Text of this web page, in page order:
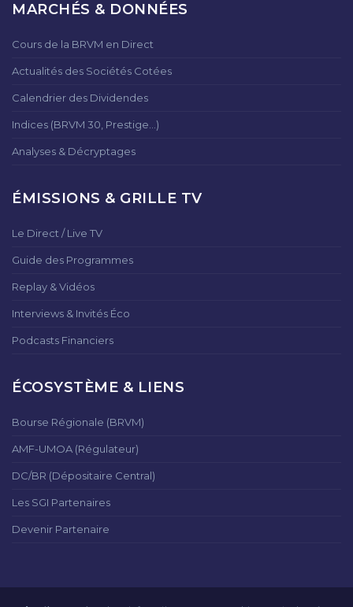
MARCHÉS & DONNÉES
Cours de la BRVM en Direct
Actualités des Sociétés Cotées
Calendrier des Dividendes
Indices (BRVM 30, Prestige...)
Analyses & Décryptages
ÉMISSIONS & GRILLE TV
Le Direct / Live TV
Guide des Programmes
Replay & Vidéos
Interviews & Invités Éco
Podcasts Financiers
ÉCOSYSTÈME & LIENS
Bourse Régionale (BRVM)
AMF-UMOA (Régulateur)
DC/BR (Dépositaire Central)
Les SGI Partenaires
Devenir Partenaire